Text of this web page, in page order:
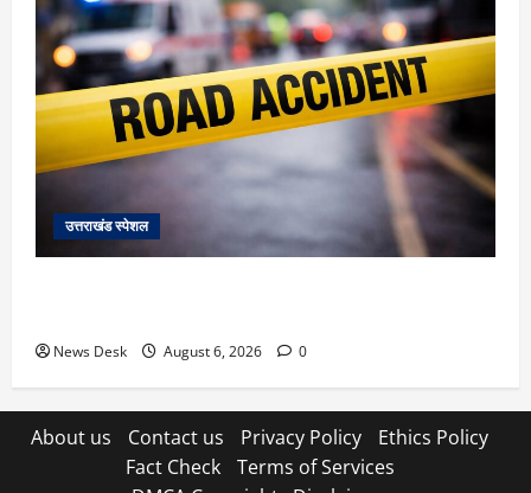
उत्तराखंड स्पेशल
News Desk August 6, 2026 0
About us Contact us Privacy Policy
Ethics Policy
Fact Check
Terms of Services